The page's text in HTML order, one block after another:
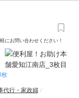
にお問い合わせください！
枚
代行・家政婦